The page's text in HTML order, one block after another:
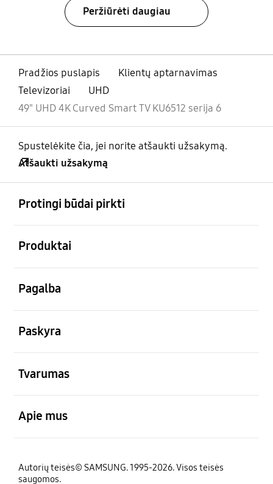
Peržiūrėti daugiau
Pradžios puslapis
Klientų aptarnavimas
Televizoriai
UHD
49" UHD 4K Curved Smart TV KU6512 serija 6
Spustelėkite čia, jei norite atšaukti užsakymą.
Atšaukti užsakymą
Protingi būdai pirkti
Produktai
Pagalba
Paskyra
Tvarumas
Apie mus
Autorių teisės© SAMSUNG. 1995-2026. Visos teisės
saugomos.